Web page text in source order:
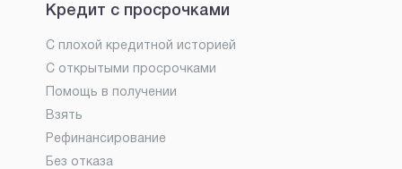
Кредит с просрочками
С плохой кредитной историей
С открытыми просрочками
Помощь в получении
Взять
Рефинансирование
Без отказа